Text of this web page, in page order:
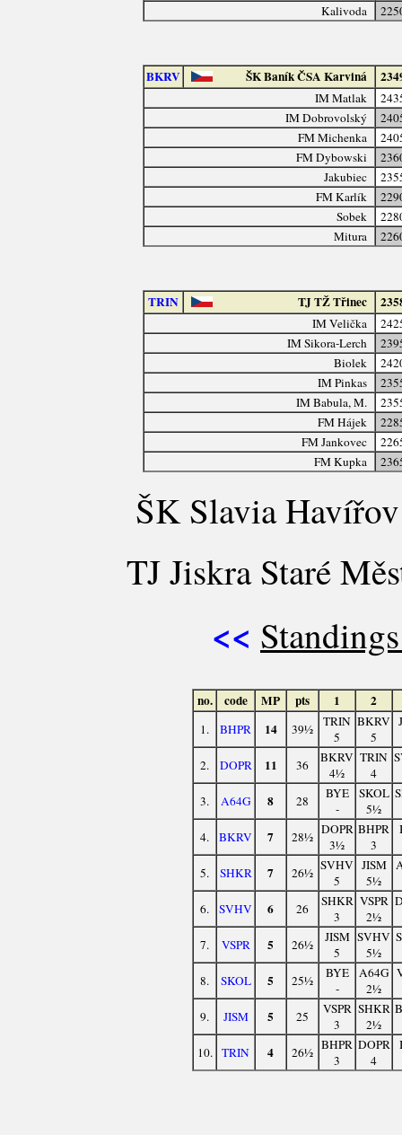
Kalivoda
BKRV ŠK Baník ČSA Karviná
IM Matlak
IM Dobrovolský
FM Michenka
FM Dybowski
Jakubiec
FM Karlík
Sobek
Mitura
TRIN TJ TŽ Třinec
IM Velička
IM Sikora-Lerch
Biolek
IM Pinkas
IM Babula, M.
FM Hájek
FM Jankovec
FM Kupka
ŠK Slavia
TJ Jiskra Staré
<<
no. code MP pts 1 2
1. BHPR 14 39½
TRIN
5
BKRV
5
2. DOPR 11 36
BKRV
4½
TRIN
4
3. A64G 8 28
BYE
-
SKOL
5½
4. BKRV 7 28½ DOPR
3½
BHPR
3
5. SHKR 7 26½ SVHV
5
JISM
5½
6. SVHV 6 26
SHKR
3
VSPR
2½
7. VSPR 5 26½
JISM
5
SVHV
5½
8. SKOL 5 25½
BYE
-
A64G
2½
9. JISM 5 25
VSPR
3
SHKR
2½
10. TRIN 4 26½ BHPR
3
DOPR
4